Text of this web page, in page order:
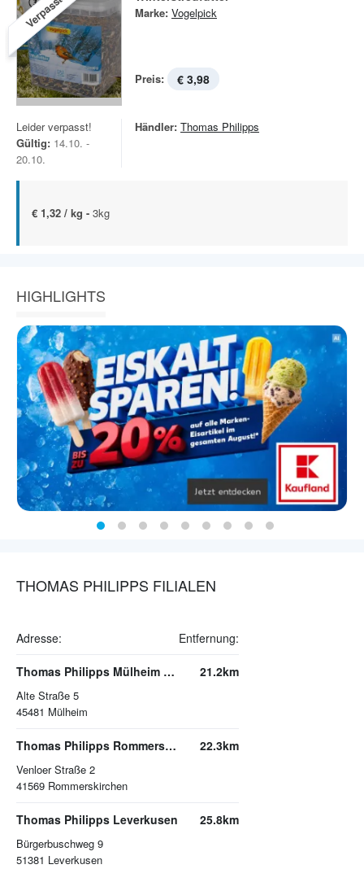
Verpasst! Marke: Vogelpick
Preis: € 3,98
Leider verpasst!
Gültig: 14.10. -
20.10.
Händler: Thomas Philipps
€ 1,32 / kg - 3kg
HIGHLIGHTS
THOMAS PHILIPPS FILIALEN
Adresse: Entfernung:
Thomas Philipps Mülheim an der Ruhr
Alte Straße 5
45481 Mülheim
21.2km
Thomas Philipps Rommerskirchen
Venloer Straße 2
41569 Rommerskirchen
22.3km
Thomas Philipps Leverkusen
Bürgerbuschweg 9
51381 Leverkusen
25.8km